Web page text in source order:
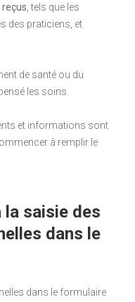
reçus , tels que les
des praticiens, et
de santé ou du
les soins.
et informations sont
à remplir le
la saisie des
dans le
dans le formulaire